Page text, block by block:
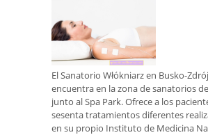
El Sanatorio Włókniarz en Busko-
encuentra en la zona de sanatorios
junto al Spa Park. Ofrece a los
sesenta tratamientos diferentes
en su propio Instituto de Medicina